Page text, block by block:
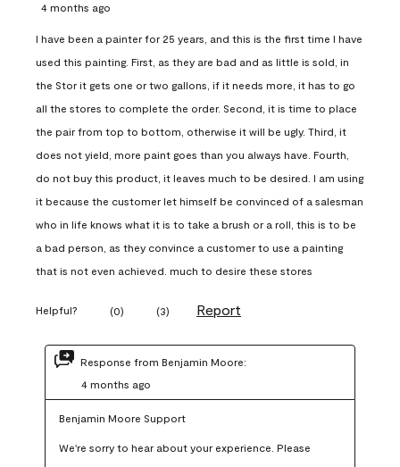
4 months ago
I have been a painter for 25 years, and this is the first time I have
used this painting. First, as they are bad and as little is sold, in
the Stor it gets one or two gallons, if it needs more, it has to go
all the stores to complete the order. Second, it is time to place
the pair from top to bottom, otherwise it will be ugly. Third, it
does not yield, more paint goes than you always have. Fourth,
do not buy this product, it leaves much to be desired. I am using
it because the customer let himself be convinced of a salesman
who in life knows what it is to take a brush or a roll, this is to be
a bad person, as they convince a customer to use a painting
that is not even achieved. much to desire these stores
Helpful? (0) (3) Report
Response from Benjamin Moore:
4 months ago
Benjamin Moore Support
We're sorry to hear about your experience. Please